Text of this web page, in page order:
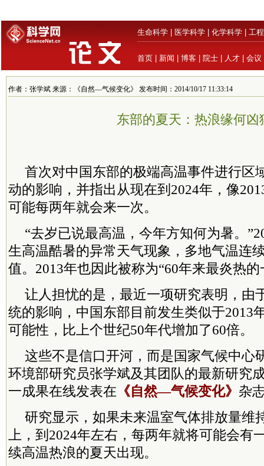
生命科学 医学科学 化学科学 工
首页 新闻 博客 院士 人才 会议
作者：张学斌 来源：《自然—气候变化》 发布时间：2014/10/17 11:33:14
东部的夏天：热浪缘何凶
首次对中国东部的极端高温事件进行区
动的影响，并指出从现在到2024年，像
可能每两年就会来一次。
“去岁已说最高温，今年方知何为暑。
生高温酷暑的异常天气现象，多地气温连
值。2013年也因此被称为“60年来最炎热的
让人担忧的是，最近一项研究表明，由
统的影响，中国东部目前发生类似于2013
可能性，比上个世纪50年代增加了60倍。
这些不是信口开河，而是国家气候中心
环境部研究员张学斌及其团队的最新研究
一成果在线发表在 《自然—气候变化》 杂
研究显示，如果未来温室气体排放量维
上，到2024年左右，每两年就将可能会有
续高温热浪的夏天出现。